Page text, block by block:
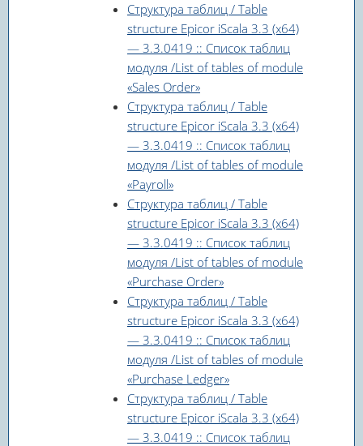
Структура таблиц / Table
structure Epicor iScala 3.3 (x64)
— 3.3.0419 :: Список таблиц
модуля /List of tables of module
«Sales Order»
Структура таблиц / Table
structure Epicor iScala 3.3 (x64)
— 3.3.0419 :: Список таблиц
модуля /List of tables of module
«Payroll»
Структура таблиц / Table
structure Epicor iScala 3.3 (x64)
— 3.3.0419 :: Список таблиц
модуля /List of tables of module
«Purchase Order»
Структура таблиц / Table
structure Epicor iScala 3.3 (x64)
— 3.3.0419 :: Список таблиц
модуля /List of tables of module
«Purchase Ledger»
Структура таблиц / Table
structure Epicor iScala 3.3 (x64)
— 3.3.0419 :: Список таблиц